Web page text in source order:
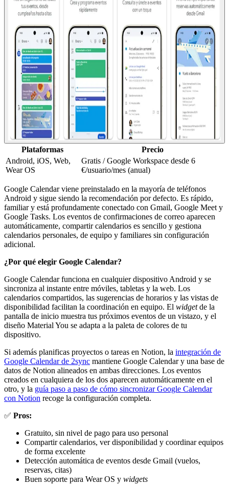
Plataformas
Precio
Android, iOS, Web,
Wear OS
Gratis / Google Workspace desde 6
€/usuario/mes (anual)
Google Calendar viene preinstalado en la mayoría de teléfonos
Android y sigue siendo la recomendación por defecto. Es rápido,
familiar y está profundamente conectado con Gmail, Google Meet y
Google Tasks. Los eventos de confirmaciones de correo aparecen
automáticamente, compartir calendarios es sencillo y gestiona
calendarios personales, de equipo y familiares sin configuración
adicional.
¿Por qué elegir Google Calendar?
Google Calendar funciona en cualquier dispositivo Android y se
sincroniza al instante entre móviles, tabletas y la web. Los
calendarios compartidos, las sugerencias de horarios y las vistas de
disponibilidad facilitan la coordinación en equipo. El widgetde la
pantalla de inicio muestra tus próximos eventos de un vistazo, y el
diseño Material You se adapta a la paleta de colores de tu
dispositivo.
Si además planificas proyectos o tareas en Notion, la integración de
Google Calendar de 2sync mantiene Google Calendar y una base de
datos de Notion alineados en ambas direcciones. Los eventos
creados en cualquiera de los dos aparecen automáticamente en el
otro, y la guía paso a paso de cómo sincronizar Google Calendar
con Notion recoge la configuración completa.
✅ Pros:
Gratuito, sin nivel de pago para uso personal
Compartir calendarios, ver disponibilidad y coordinar equipos
de forma excelente
Detección automática de eventos desde Gmail (vuelos,
reservas, citas)
Buen soporte para Wear OS y widgets